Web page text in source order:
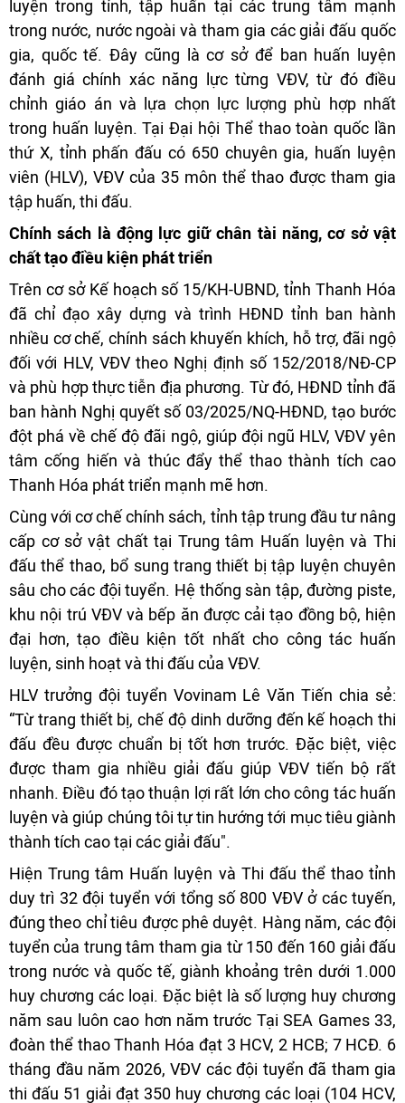
luyện trong tỉnh, tập huấn tại các trung tâm mạnh
trong nước, nước ngoài và tham gia các giải đấu quốc
gia, quốc tế. Đây cũng là cơ sở để ban huấn luyện
đánh giá chính xác năng lực từng VĐV, từ đó điều
chỉnh giáo án và lựa chọn lực lượng phù hợp nhất
trong huấn luyện. Tại Đại hội Thể thao toàn quốc lần
thứ X, tỉnh phấn đấu có 650 chuyên gia, huấn luyện
viên (HLV), VĐV của 35 môn thể thao được tham gia
tập huấn, thi đấu.
Chính sách là động lực giữ chân tài năng, cơ sở vật
chất tạo điều kiện phát triển
Trên cơ sở Kế hoạch số 15/KH-UBND, tỉnh Thanh Hóa
đã chỉ đạo xây dựng và trình HĐND tỉnh ban hành
nhiều cơ chế, chính sách khuyến khích, hỗ trợ, đãi ngộ
đối với HLV, VĐV theo Nghị định số 152/2018/NĐ-CP
và phù hợp thực tiễn địa phương. Từ đó, HĐND tỉnh đã
ban hành Nghị quyết số 03/2025/NQ-HĐND, tạo bước
đột phá về chế độ đãi ngộ, giúp đội ngũ HLV, VĐV yên
tâm cống hiến và thúc đẩy thể thao thành tích cao
Thanh Hóa phát triển mạnh mẽ hơn.
Cùng với cơ chế chính sách, tỉnh tập trung đầu tư nâng
cấp cơ sở vật chất tại Trung tâm Huấn luyện và Thi
đấu thể thao, bổ sung trang thiết bị tập luyện chuyên
sâu cho các đội tuyển. Hệ thống sàn tập, đường piste,
khu nội trú VĐV và bếp ăn được cải tạo đồng bộ, hiện
đại hơn, tạo điều kiện tốt nhất cho công tác huấn
luyện, sinh hoạt và thi đấu của VĐV.
HLV trưởng đội tuyển Vovinam Lê Văn Tiến chia sẻ:
“Từ trang thiết bị, chế độ dinh dưỡng đến kế hoạch thi
đấu đều được chuẩn bị tốt hơn trước. Đặc biệt, việc
được tham gia nhiều giải đấu giúp VĐV tiến bộ rất
nhanh. Điều đó tạo thuận lợi rất lớn cho công tác huấn
luyện và giúp chúng tôi tự tin hướng tới mục tiêu giành
thành tích cao tại các giải đấu".
Hiện Trung tâm Huấn luyện và Thi đấu thể thao tỉnh
duy trì 32 đội tuyển với tổng số 800 VĐV ở các tuyến,
đúng theo chỉ tiêu được phê duyệt. Hàng năm, các đội
tuyển của trung tâm tham gia từ 150 đến 160 giải đấu
trong nước và quốc tế, giành khoảng trên dưới 1.000
huy chương các loại. Đặc biệt là số lượng huy chương
năm sau luôn cao hơn năm trước Tại SEA Games 33,
đoàn thể thao Thanh Hóa đạt 3 HCV, 2 HCB; 7 HCĐ. 6
tháng đầu năm 2026, VĐV các đội tuyển đã tham gia
thi đấu 51 giải đạt 350 huy chương các loại (104 HCV,